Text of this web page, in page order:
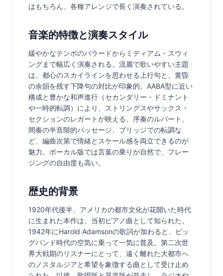
はもちろん、各種アレンジで長く演奏されている。
音楽的特徴と演奏スタイル
緩やかなテンポのバラードからミディアム・スウィ
ングまで幅広く演奏される。流麗で歌いやすい主題
は、都心のスカイラインを思わせる上行句と、黄昏
の余韻を残す下降句の対比が印象的。AABA型に近い
構成と豊かな和声進行（セカンダリー・ドミナント
や一時的転調）により、ストリングスやサックス・
セクションのレガートが映える。序奏のルバート、
間奏の半音階的パッセージ、ブリッジでの転調な
ど、編曲次第で情緒とスケール感を両立できるのが
魅力。ボーカル版では言葉の乗りが自然で、フレー
ジングの自由度も高い。
歴史的背景
1920年代後半、アメリカの都市文化が花開いた時代
に生まれた本作は、当初ピアノ曲として知られた。
1942年にHarold Adamsonの歌詞が加わると、ビッ
グバンド時代の空気に乗って一気に普及。第二次世
界大戦期のリスナーにとって、遠く離れた大都市へ
のノスタルジアと希望を象徴する曲として受け止め